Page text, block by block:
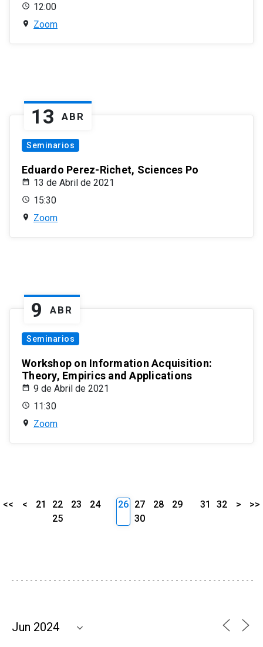
12:00
Zoom
13 ABR
Seminarios
Eduardo Perez-Richet, Sciences Po
13 de Abril de 2021
15:30
Zoom
9 ABR
Seminarios
Workshop on Information Acquisition:
Theory, Empirics and Applications
9 de Abril de 2021
11:30
Zoom
<< < 21 22 23
24
25
26 27 28
29
30
31 32 > >>